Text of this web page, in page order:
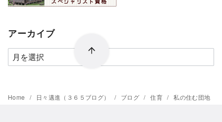
アーカイブ
ア
ー
イ
Home 日々邁進（３６５ブログ） ブログ 住育 私の住む団地